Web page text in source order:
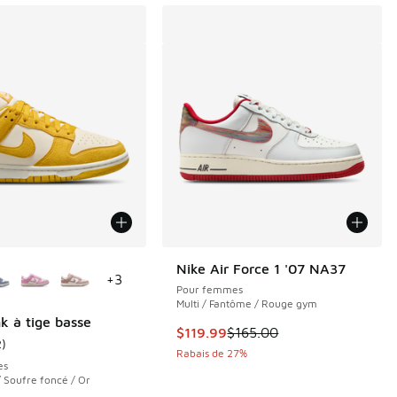
à $99.99
à tige basse
du client - [5 sur 5 étoiles], 2 commentaires
)
Soufre foncé / Or
+3
Nike Air Force 1 '07 NA37
Pour femmes
Multi / Fantôme / Rouge gym
Cet article est en solde. Le prix
$119.99$165.00
Rabais de 27%